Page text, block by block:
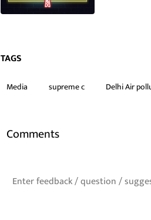
TAGS
Media supreme c Delhi Air
Comments